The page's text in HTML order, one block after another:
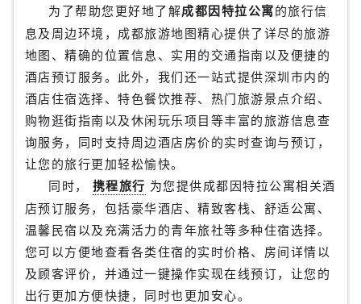
为了帮助您更好地了解成都因特拉公寓的旅行信
息及周边环境，成都旅游地图精心提供了详尽的旅游
地图、精确的位置信息、实用的交通指南以及便捷的
酒店预订服务。此外，我们还一站式提供深圳市内的
酒店住宿选择、特色餐饮推荐、热门旅游景点介绍、
购物逛街指南以及休闲玩乐项目等丰富的旅游信息查
询服务，同时支持周边酒店房价的实时查询与预订，
让您的旅行更加轻松愉快。
同时，
携程旅行 为您提供成都因特拉公寓相关酒
店预订服务，包括豪华酒店、精致客栈、舒适公寓、
温馨民宿以及充满活力的青年旅社等多种住宿选择。
您可以方便地查看各类住宿的实时价格、房间详情以
及顾客评价，并通过一键操作实现在线预订，让您的
出行更加方便快捷，同时也更加安心。